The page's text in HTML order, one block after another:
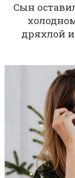
Сын
дряхлой